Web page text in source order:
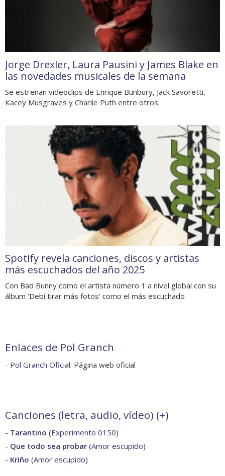
Jorge Drexler, Laura Pausini y James Blake en
las novedades musicales de la semana
Se estrenan videoclips de Enrique Bunbury, Jack Savoretti,
Kacey Musgraves y Charlie Puth entre otros
Spotify revela canciones, discos y artistas
más escuchados del año 2025
Con Bad Bunny como el artista número 1 a nivel global con su
álbum 'Debí tirar más fotos' como el más escuchado
Enlaces de Pol Granch
- Pol Granch Oficial: Página web oficial
Canciones (letra, audio, vídeo) (+)
- Tarantino (Experimento 0150)
- Que todo sea probar (Amor escupido)
- Kriño (Amor escupido)